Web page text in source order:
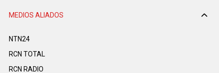
MEDIOS ALIADOS
NTN24
RCN TOTAL
RCN RADIO